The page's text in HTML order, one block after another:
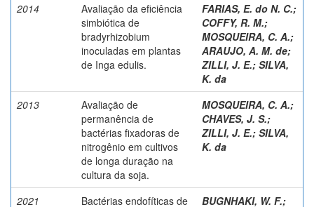
2014
Avaliação da eficiência
simbiótica de
bradyrhizobium
inoculadas em plantas
de Inga edulis.
FARIAS, E. do N. C.;
COFFY, R. M.;
MOSQUEIRA, C. A.;
ARAUJO, A. M. de;
ZILLI, J. E.; SILVA,
K. da
2013
Avaliação de
permanência de
bactérias fixadoras de
nitrogênio em cultivos
de longa duração na
cultura da soja.
MOSQUEIRA, C. A.;
CHAVES, J. S.;
ZILLI, J. E.; SILVA,
K. da
2021 Bactérias endofíticas de BUGNHAKI, W. F.;